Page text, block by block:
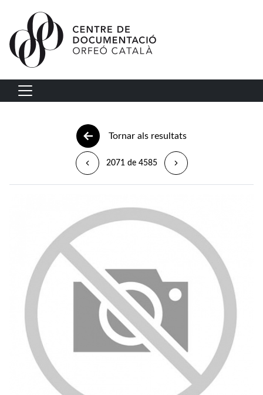
Vés al contingut
Navegació principal
Tornar als resultats
2071 de 4585